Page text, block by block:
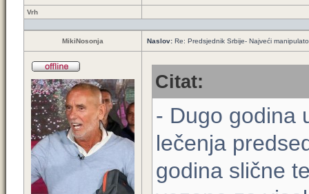
Vrh
MikiNosonja Naslov: Re: Predsjednik Srbije- Najveći
Citat:
- Dugo godina
lečenja
godina slične